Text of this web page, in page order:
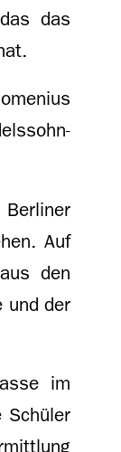
das
Auf
den
und der
im
Schüler